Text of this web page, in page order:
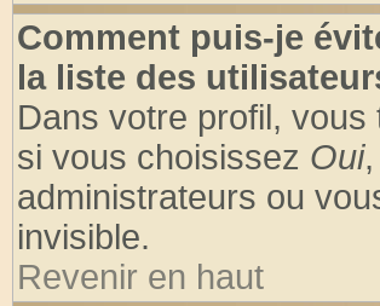
Comment puis-je
la liste des
Dans votre profil,
si vous choisissez Oui
administrateurs ou
invisible.
Revenir en haut